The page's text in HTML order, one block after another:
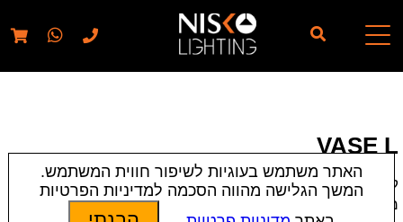
// elementor template for pages - should also ignore woo
pages!!
VASE L
קטגוריות:Laguna
|אקססוריז 3D
מק״ט:
8635
האתר משתמש בעוגיות לשיפור חווית המשתמש.
המשך הגלישה מהווה הסכמה למדיניות הפרטיות